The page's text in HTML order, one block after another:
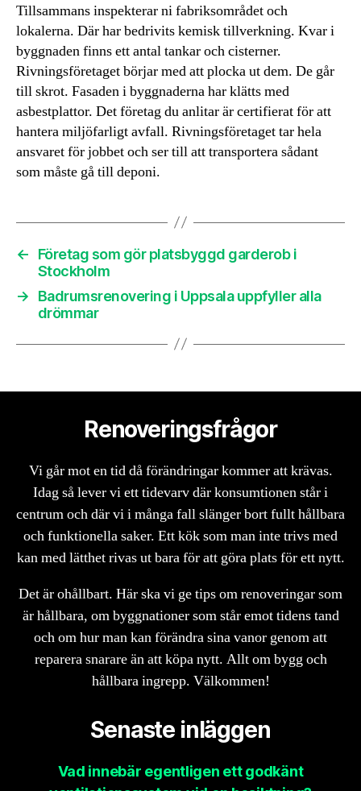
Tillsammans inspekterar ni fabriksområdet och
lokalerna. Där har bedrivits kemisk tillverkning. Kvar i
byggnaden finns ett antal tankar och cisterner.
Rivningsföretaget börjar med att plocka ut dem. De går
till skrot. Fasaden i byggnaderna har klätts med
asbestplattor. Det företag du anlitar är certifierat för att
hantera miljöfarligt avfall. Rivningsföretaget tar hela
ansvaret för jobbet och ser till att transportera sådant
som måste gå till deponi.
←
Företag som gör platsbyggd garderob i
Stockholm
→
Badrumsrenovering i Uppsala uppfyller alla
drömmar
Renoveringsfrågor
Vi går mot en tid då förändringar kommer att krävas.
Idag så lever vi ett tidevarv där konsumtionen står i
centrum och där vi i många fall slänger bort fullt hållbara
och funktionella saker. Ett kök som man inte trivs med
kan med lätthet rivas ut bara för att göra plats för ett nytt.
Det är ohållbart. Här ska vi ge tips om renoveringar som
är hållbara, om byggnationer som står emot tidens tand
och om hur man kan förändra sina vanor genom att
reparera snarare än att köpa nytt. Allt om bygg och
hållbara ingrepp. Välkommen!
Senaste inläggen
Vad innebär egentligen ett godkänt